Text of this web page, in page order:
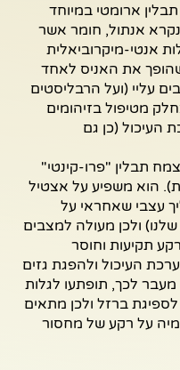
ארומטי במיוחד
אנתול, חומר אשר
אנטי-מיקרוביאלית
את האניס לאחד
עליי (ועל הרבליסטים
מטיפול בזיהומים
העיכול (כן גם
תבלין "פרו-קינטי"
הוא משפיע על אצטיל
עצבי שאחראי על
ולכן מעולה למצבים
תקיעות וחוסר
העיכול ולהפגת גזים
מעבר לכך, תופתעו לגלות
ברזל ולכן מתאים
על רקע של מחסור